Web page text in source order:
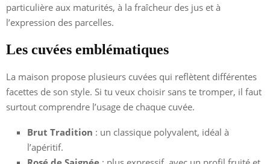
particulière aux maturités, à la fraîcheur des jus et à
l’expression des parcelles.
Les cuvées emblématiques
La maison propose plusieurs cuvées qui reflètent différentes
facettes de son style. Si tu veux choisir sans te tromper, il faut
surtout comprendre l’usage de chaque cuvée.
Brut Tradition : un classique polyvalent, idéal à
l’apéritif.